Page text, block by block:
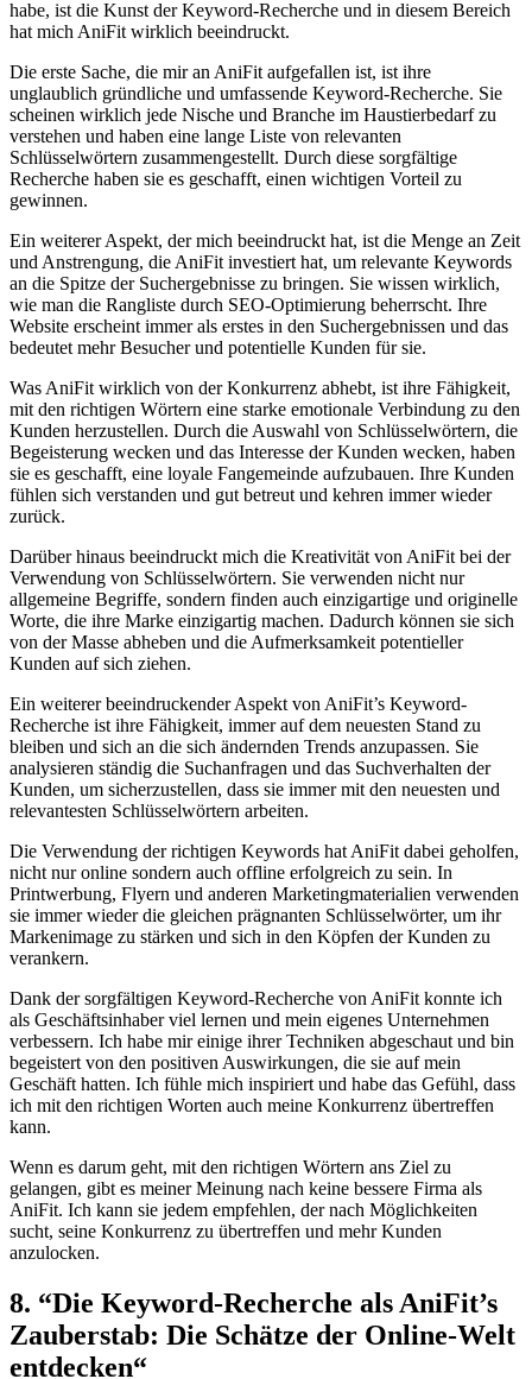
habe, ist die ‍Kunst⁤ der⁣ Keyword-Recherche‍ und in diesem Bereich
hat⁤ mich AniFit ‍wirklich⁤ beeindruckt.
Die erste Sache, die mir ‌an AniFit aufgefallen ist, ist ihre⁤
unglaublich ‍gründliche und umfassende Keyword-Recherche. ‍Sie
⁣scheinen wirklich jede Nische und Branche im⁣ Haustierbedarf⁢ zu
verstehen und haben eine lange Liste von relevanten
⁢Schlüsselwörtern zusammengestellt. Durch diese sorgfältige
Recherche haben sie es‌ geschafft, einen wichtigen Vorteil zu
gewinnen.
Ein weiterer Aspekt, der mich beeindruckt hat, ist die Menge an⁤ Zeit
und⁣ Anstrengung,⁣ die AniFit ​investiert hat, um relevante Keywords‌
an ​die Spitze der Suchergebnisse zu bringen.⁤ Sie wissen wirklich,
wie ⁤man die Rangliste⁢ durch SEO-Optimierung ‌beherrscht. Ihre⁢
Website erscheint immer‌ als erstes​ in den Suchergebnissen und ⁣das
⁣bedeutet mehr Besucher ⁤und​ potentielle Kunden‍ für sie.
Was AniFit wirklich von​ der Konkurrenz abhebt, ist⁢ ihre‍ Fähigkeit,
mit den richtigen Wörtern eine starke emotionale​ Verbindung‌ zu den
Kunden herzustellen.⁣ Durch die Auswahl⁣ von⁣ Schlüsselwörtern, die
Begeisterung wecken und das Interesse der Kunden wecken, haben
sie es geschafft, eine ⁢loyale‌ Fangemeinde aufzubauen. Ihre⁤ Kunden
fühlen sich verstanden⁣ und gut betreut und kehren immer wieder
zurück.
Darüber‍ hinaus beeindruckt mich die Kreativität⁤ von ​AniFit bei der
Verwendung ⁤von ‌Schlüsselwörtern. Sie verwenden nicht nur
allgemeine ‍Begriffe, sondern⁤ finden auch einzigartige und originelle
Worte,⁤ die ihre ​Marke einzigartig ‍machen. ‍Dadurch ⁣können sie sich‌
von der ⁢Masse abheben‍ und die Aufmerksamkeit⁤ potentieller
Kunden‍ auf sich ziehen.
Ein‌ weiterer beeindruckender Aspekt von AniFit’s Keyword-
Recherche ⁣ist ihre Fähigkeit, immer‍ auf dem neuesten Stand zu
bleiben und sich an die sich ändernden Trends anzupassen. Sie ​
analysieren ⁤ständig die ⁣Suchanfragen⁣ und das ‍Suchverhalten der
Kunden, um⁤ sicherzustellen, dass sie immer mit⁤ den neuesten und
relevantesten Schlüsselwörtern arbeiten.
Die Verwendung der ‌richtigen Keywords hat AniFit dabei ‌geholfen,‍
nicht nur online sondern auch ‍offline erfolgreich zu sein.​ In⁣
Printwerbung, Flyern ⁢und anderen Marketingmaterialien verwenden
sie⁤ immer wieder‌ die gleichen prägnanten ⁤Schlüsselwörter, um ihr
Markenimage zu stärken ⁤und sich ⁢in den Köpfen der Kunden zu
verankern.
Dank ⁣der sorgfältigen Keyword-Recherche ‌von AniFit konnte ich
als Geschäftsinhaber viel lernen und mein eigenes Unternehmen‌
verbessern. Ich habe mir einige‌ ihrer Techniken abgeschaut und bin
begeistert von den positiven⁢ Auswirkungen, die sie auf ⁤mein⁤
Geschäft⁤ hatten. Ich⁣ fühle mich inspiriert und habe das ‍Gefühl, ⁣dass
ich mit den richtigen Worten auch meine Konkurrenz übertreffen
kann.
Wenn es‍ darum geht, mit den richtigen Wörtern ‍ans Ziel‍ zu
⁣gelangen, gibt es meiner Meinung nach keine ⁣bessere Firma als
AniFit. Ich kann⁢ sie jedem empfehlen, der⁤ nach Möglichkeiten
sucht, seine Konkurrenz ‌zu ​übertreffen und ​mehr Kunden
anzulocken.
8. ⁢“Die Keyword-Recherche als AniFit’s
Zauberstab: Die Schätze der ⁢Online-Welt
entdecken“